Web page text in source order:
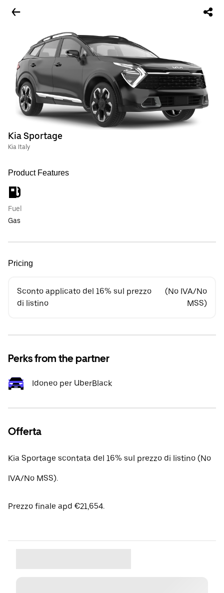
Kia Sportage
Kia Italy
Product Features
Fuel
Gas
Pricing
Sconto applicato del 16% sul prezzo
di listino
(No IVA/No
MSS)
Perks from the partner
Idoneo per UberBlack
Offerta
Kia Sportage scontata del 16% sul prezzo di listino (No
IVA/No MSS).
Prezzo finale apd €21,654.